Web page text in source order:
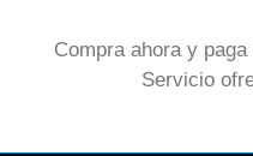
Compra ahora y
Servicio